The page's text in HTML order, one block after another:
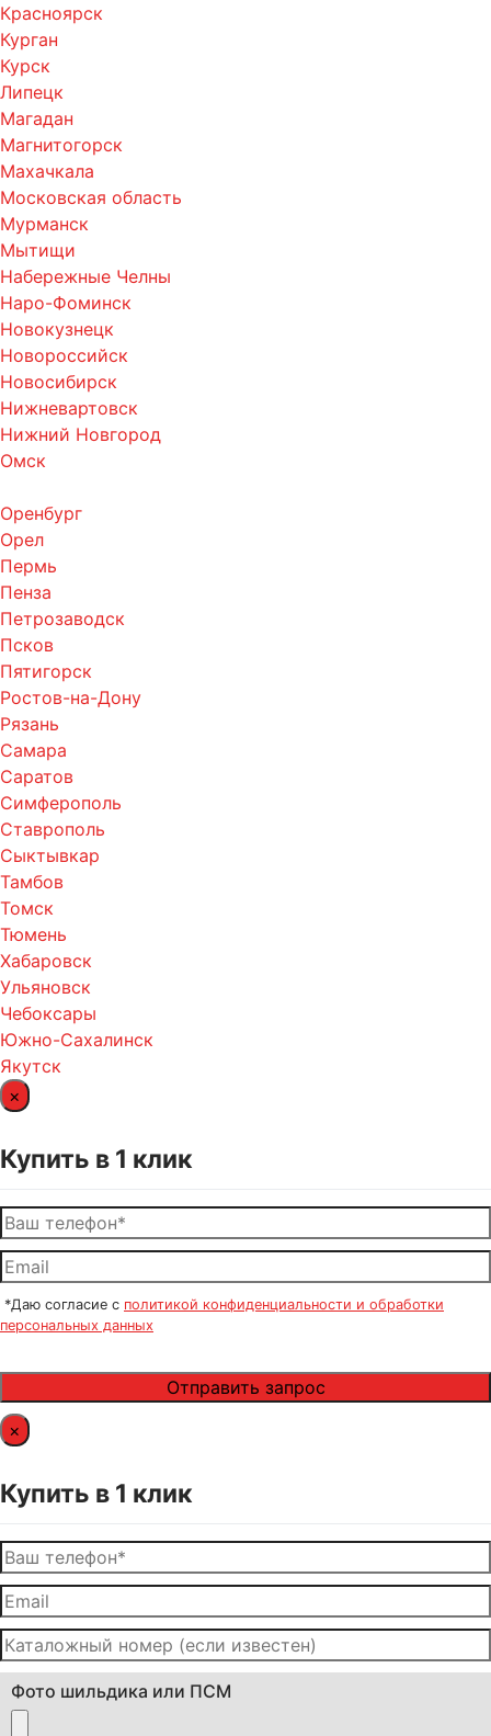
Красноярск
Курган
Курск
Липецк
Магадан
Магнитогорск
Махачкала
Московская область
Мурманск
Мытищи
Набережные Челны
Наро-Фоминск
Новокузнецк
Новороссийск
Новосибирск
Нижневартовск
Нижний Новгород
Омск
Оренбург
Орел
Пермь
Пенза
Петрозаводск
Псков
Пятигорск
Ростов-на-Дону
Рязань
Самара
Саратов
Симферополь
Ставрополь
Сыктывкар
Тамбов
Томск
Тюмень
Хабаровск
Ульяновск
Чебоксары
Южно-Сахалинск
Якутск
×
Купить в 1 клик
*Даю согласие с политикой конфиденциальности и обработки
персональных данных
×
Купить в 1 клик
Фото шильдика или ПСМ